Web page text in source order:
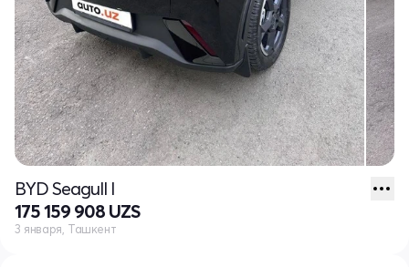
BYD Seagull I
175 159 908 UZS
3 января, Ташкент